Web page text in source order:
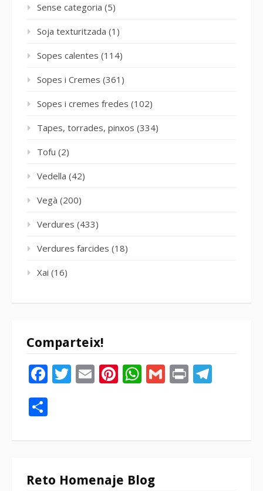
Sense categoria (5)
Soja texturitzada (1)
Sopes calentes (114)
Sopes i Cremes (361)
Sopes i cremes fredes (102)
Tapes, torrades, pinxos (334)
Tofu (2)
Vedella (42)
Vegà (200)
Verdures (433)
Verdures farcides (18)
Xai (16)
Comparteix!
Facebook
Twitter
EmailPinterest
WhatsApp
Gmail
Print
Reto Homenaje Blog